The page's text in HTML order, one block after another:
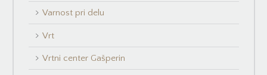
Varnost pri delu
Vrt
Vrtni center Gašperin